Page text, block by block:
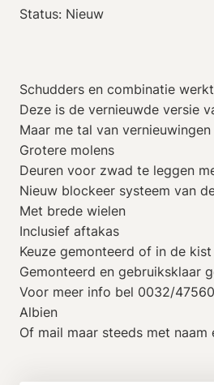
Status: Nieuw
Schudders en combinatie
Deze is de vernieuwde versie
Maar me tal van vernieuwingen
Grotere molens
Deuren voor zwad te leggen
Nieuw blockeer systeem van
Met brede wielen
Inclusief aftakas
Keuze gemonteerd of in de kist
Gemonteerd en gebruiksklaar
Voor meer info bel 0032/
Albien
Of mail maar steeds met naam